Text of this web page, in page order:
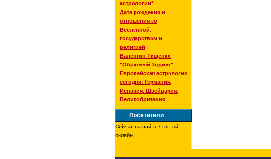
астрологии"
Дата рождения и
отношения со
Вселенной,
государством и
религией
Валентин Тищенко
"Обратный Зодиак"
Европейская астрология
сегодня: Германия,
Испания, Швейцария,
Великобритания
Посетители
Сейчас на сайте 7 гостей
онлайн.